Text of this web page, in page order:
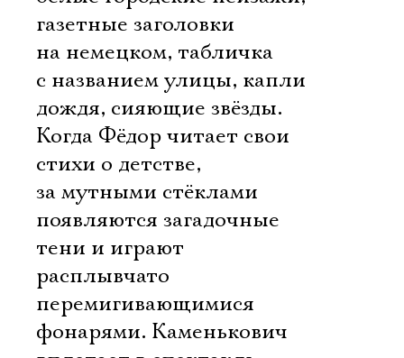
газетные заголовки
на немецком, табличка
с названием улицы, капли
дождя, сияющие звёзды.
Когда Фёдор читает свои
стихи о детстве,
за мутными стёклами
появляются загадочные
тени и играют
расплывчато
перемигивающимися
фонарями. Каменькович